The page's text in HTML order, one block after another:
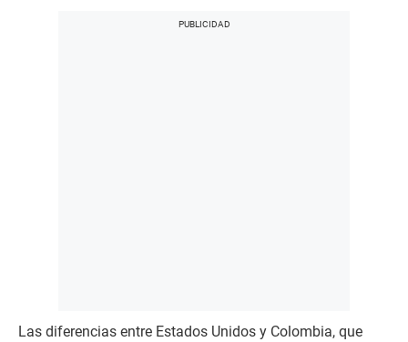
Las diferencias entre Estados Unidos y Colombia, que